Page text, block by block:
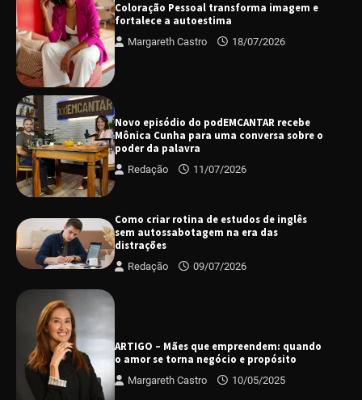
Coloração Pessoal transforma imagem e
fortalece a autoestima
Margareth Castro 18/07/2026
Novo episódio do podEMCANTAR recebe
Mônica Cunha para uma conversa sobre o
poder da palavra
Redação 11/07/2026
Como criar rotina de estudos de inglês
sem autossabotagem na era das
distrações
Redação 09/07/2026
ARTIGO – Mães que empreendem: quando
o amor se torna negócio e propósito
Margareth Castro 10/05/2025